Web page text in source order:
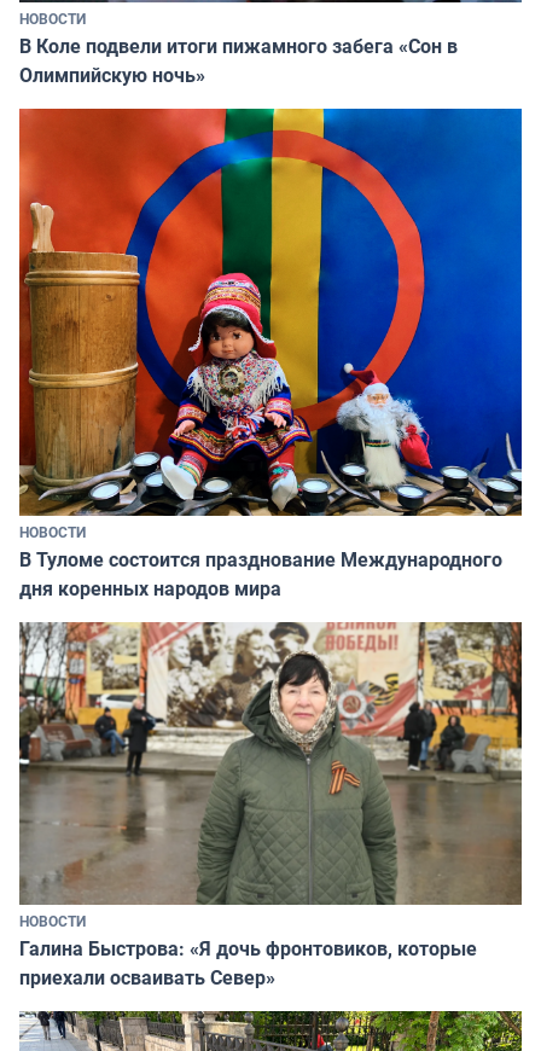
НОВОСТИ
В Коле подвели итоги пижамного забега «Сон в
Олимпийскую ночь»
НОВОСТИ
В Туломе состоится празднование Международного
дня коренных народов мира
НОВОСТИ
Галина Быстрова: «Я дочь фронтовиков, которые
приехали осваивать Север»